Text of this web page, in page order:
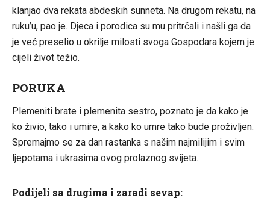
klanjao dva rekata abdeskih sunneta. Na drugom rekatu, na
ruku’u, pao je. Djeca i porodica su mu pritrčali i našli ga da
je već preselio u okrilje milosti svoga Gospodara kojem je
cijeli život težio.
PORUKA
Plemeniti brate i plemenita sestro, poznato je da kako je
ko živio, tako i umire, a kako ko umre tako bude proživljen.
Spremajmo se za dan rastanka s našim najmilijim i svim
ljepotama i ukrasima ovog prolaznog svijeta.
Podijeli sa drugima i zaradi sevap: